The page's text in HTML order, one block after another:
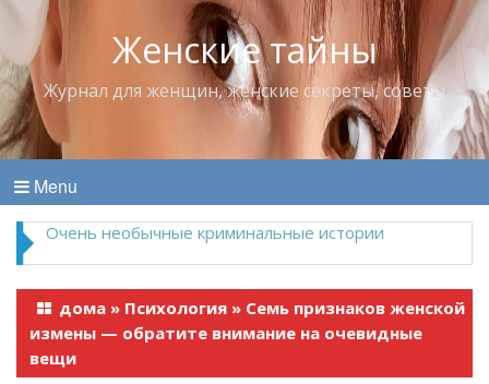
Женские тайны
Журнал для женщин, женские секреты, советы
Menu
Очень необычные криминальные истории
дома » Психология » Семь признаков женской
измены — обратите внимание на очевидные
вещи